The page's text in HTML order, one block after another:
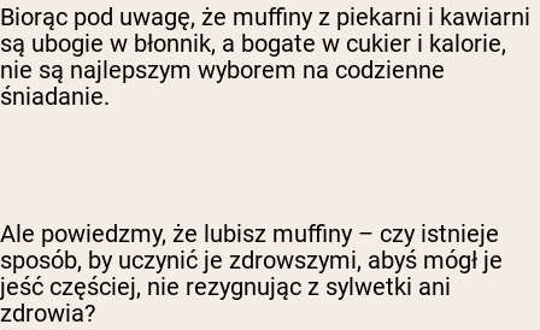
Biorąc pod uwagę, że muffiny z piekarni i kawiarni
są ubogie w błonnik, a bogate w cukier i kalorie,
nie są najlepszym wyborem na codzienne
śniadanie.
Ale powiedzmy, że lubisz muffiny – czy istnieje
sposób, by uczynić je zdrowszymi, abyś mógł je
jeść częściej, nie rezygnując z sylwetki ani
zdrowia?